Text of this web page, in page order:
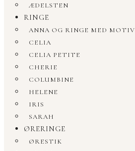
ÆDELSTEN
RINGE
ANNA OG RINGE MED MOTIV
CELIA
CELIA PETITE
CHERIE
COLUMBINE
HELENE
IRIS
SARAH
ØRERINGE
ØRESTIK